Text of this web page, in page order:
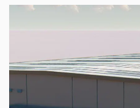
都能提供可靠的补水来源。
构相结合，确保孩子们可以
持久耐用且经济实惠：
家长会欣赏这款水瓶的持久耐
保它能够承受日常使用的磨